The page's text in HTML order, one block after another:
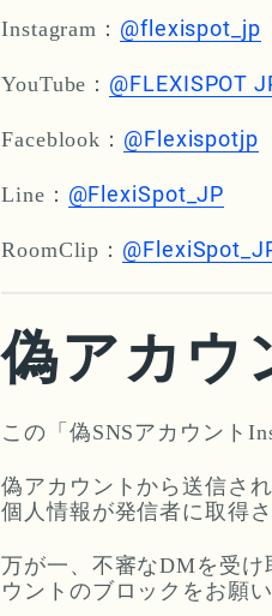
Instagram： @flexispot_jp
YouTube： @FLEXISPOT
Faceblook： @Flexispotjp
Line： @FlexiSpot_JP
RoomClip：
偽アカウ
この「偽SNSアカウント
偽アカウントから送信さ
個人情報が発信者に取得
万が一、不審なDMを受
ウントのブロックをお願